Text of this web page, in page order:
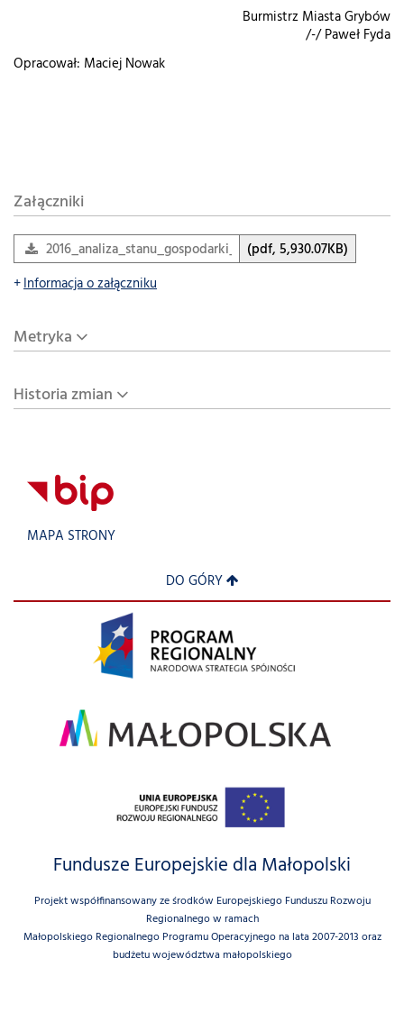
Burmistrz Miasta Grybów
/-/ Paweł Fyda
Opracował: Maciej Nowak
Załączniki
2016_analiza_stanu_gospodarki_odpadami.pdf
(pdf, 5,930.07KB)
Informacja o załączniku
Metryka
Historia zmian
MAPA STRONY
DO GÓRY
Fundusze Europejskie dla Małopolski
Projekt współfinansowany ze środków Europejskiego Funduszu Rozwoju
Regionalnego w ramach
Małopolskiego Regionalnego Programu Operacyjnego na lata 2007-2013 oraz
budżetu województwa małopolskiego